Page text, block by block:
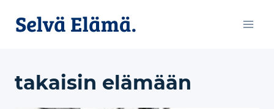
sisältöön
takaisin elämään